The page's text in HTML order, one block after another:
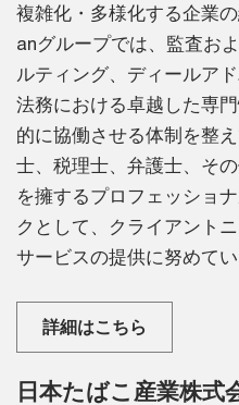
複雑化・多様化する企業
anグループでは、監査お
ルティング、ディールア
法務における卓越した専
的に協働させる体制を整
士、税理士、弁護士、そ
を擁するプロフェッショ
クとして、クライアント
サービスの提供に努めてい
詳細はこちら
日本たばこ産業株式